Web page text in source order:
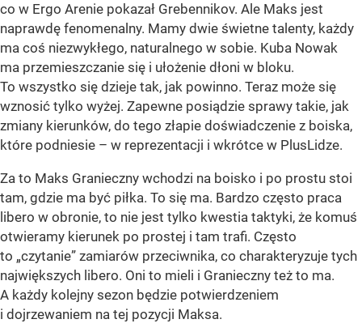
co w Ergo Arenie pokazał Grebennikov. Ale Maks jest
naprawdę fenomenalny. Mamy dwie świetne talenty, każdy
ma coś niezwykłego, naturalnego w sobie. Kuba Nowak
ma przemieszczanie się i ułożenie dłoni w bloku.
To wszystko się dzieje tak, jak powinno. Teraz może się
wznosić tylko wyżej. Zapewne posiądzie sprawy takie, jak
zmiany kierunków, do tego złapie doświadczenie z boiska,
które podniesie – w reprezentacji i wkrótce w PlusLidze.
Za to Maks Granieczny wchodzi na boisko i po prostu stoi
tam, gdzie ma być piłka. To się ma. Bardzo często praca
libero w obronie, to nie jest tylko kwestia taktyki, że komuś
otwieramy kierunek po prostej i tam trafi. Często
to „czytanie” zamiarów przeciwnika, co charakteryzuje tych
największych libero. Oni to mieli i Granieczny też to ma.
A każdy kolejny sezon będzie potwierdzeniem
i dojrzewaniem na tej pozycji Maksa.